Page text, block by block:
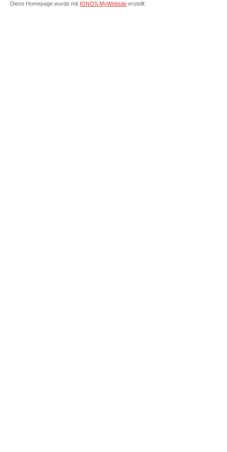
Diese Homepage wurde mit IONOS MyWebsite erstellt.